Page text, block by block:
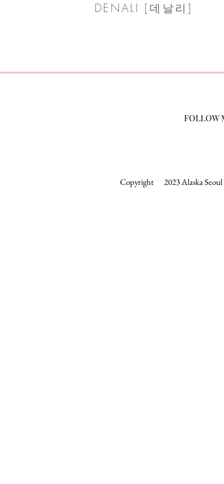
DENALI [데날리]
FOLLOW
Copyright 2023 Alaska Seoul